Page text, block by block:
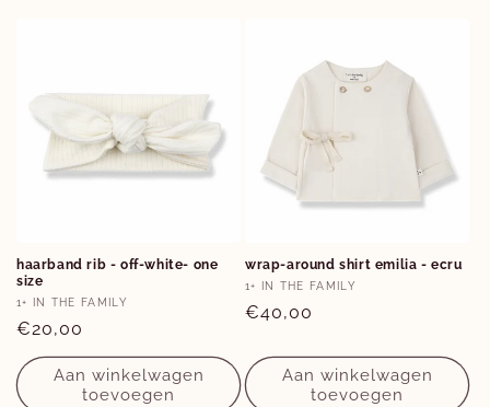
haarband rib - off-white- one
size
Verkoper:
1+ IN THE FAMILY
Normale
prijs
€20,00
Aan winkelwagen
toevoegen
1M
wrap-around shirt emilia - ecru
Verkoper:
1+ IN THE FAMILY
Normale
€40,00
Aan winkelwagen
toevoegen